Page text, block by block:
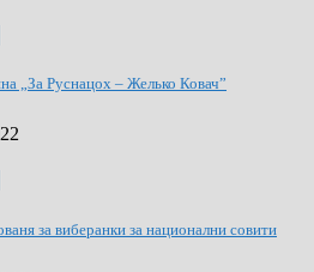
„За Руснацох – Желько Ковач”
за виберанки за национални совити